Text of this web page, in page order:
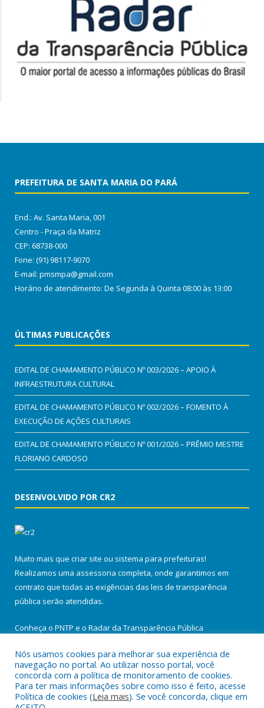
PREFEITURA DE SANTA MARIA DO PARÁ
End.: Av. Santa Maria, 001
Centro - Praça da Matriz
CEP: 68738-000
Fone: (91) 98117-9070
E-mail: pmsmpa@gmail.com
Horário de atendimento: De Segunda à Quinta 08:00 às 13:00
ÚLTIMAS PUBLICAÇÕES
EDITAL DE CHAMAMENTO PÚBLICO Nº 003/2026 – APOIO À
INFRAESTRUTURA CULTURAL
EDITAL DE CHAMAMENTO PÚBLICO Nº 002/2026 – FOMENTO À
EXECUÇÃO DE AÇÕES CULTURAIS
EDITAL DE CHAMAMENTO PÚBLICO Nº 001/2026 – PRÊMIO MESTRE
FLORIANO CARDOSO
DESENVOLVIDO POR CR2
Muito mais que criar site ou sistema para prefeituras!
Realizamos uma assessoria completa, onde garantimos em
contrato que todas as exigências das leis de transparência
pública serão atendidas.
Conheça o PNTP e o Radar da Transparência Pública
Todos os direitos reservados a Prefeitura Municipal de Santa
Maria do Pará.
Nós usamos cookies para melhorar sua experiência de
navegação no portal. Ao utilizar nosso portal, você
concorda com a política de monitoramento de cookies.
Para ter mais informações sobre como isso é feito, acesse
Política de cookies (Leia mais). Se você concorda, clique em